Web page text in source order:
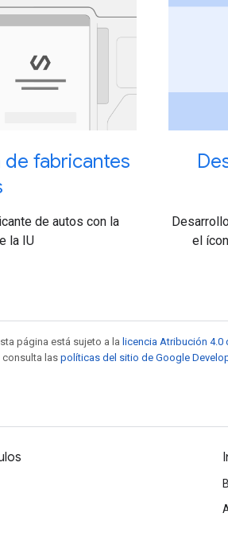
de fabricantes
de autos con la
la IU
el
página está sujeto a la licencia Atribución 4.0
consulta las políticas del sitio de Google